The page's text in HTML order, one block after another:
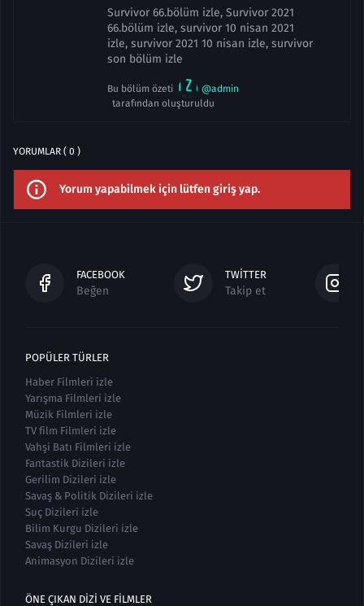
Survivor 66.bölüm izle, Survivor 2021
66.bölüm izle, survivor 10 nisan 2021
izle, survivor 2021 10 nisan izle, survivor
son bölüm izle
Bu bölüm özeti
@admin
tarafından oluşturuldu
YORUMLAR ( 0 )
Yorum yapabilmek için lütfen giriş yap.
FACEBOOK
Beğen
TWITTER
Takip et
POPÜLER TÜRLER
Haber Filmleri izle
Yarışma Filmleri izle
Müzik Filmleri izle
TV film Filmleri izle
Vahşi Batı Filmleri izle
Fantastik Dizileri izle
Gerilim Dizileri izle
Savaş & Politik Dizileri izle
Suç Dizileri izle
Bilim Kurgu Dizileri izle
Savaş Dizileri izle
Animasyon Dizileri izle
ÖNE ÇIKAN DIZI VE FILMLER